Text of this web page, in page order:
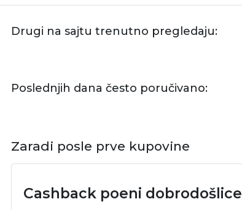
Drugi na sajtu trenutno pregledaju:
Poslednjih dana često poručivano:
Zaradi posle prve kupovine
Cashback poeni dobrodošlice